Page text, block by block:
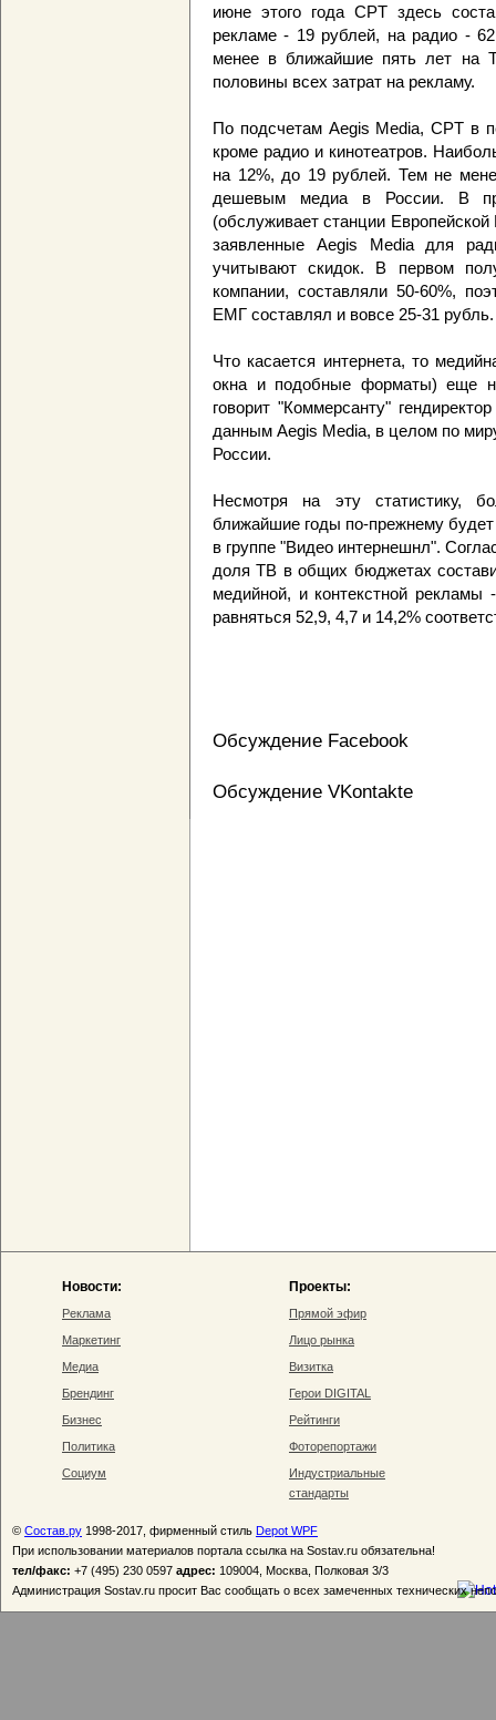
июне этого года CPT здесь
рекламе - 19 рублей, на радио -
менее в ближайшие пять лет на
половины всех затрат на рекламу.
По подсчетам Aegis Media, CPT в
кроме радио и кинотеатров.
на 12%, до 19 рублей. Тем не
дешевым медиа в России. В
(обслуживает станции
заявленные Aegis Media для
учитывают скидок. В первом
компании, составляли 50-60%,
ЕМГ составлял и вовсе 25-31 рубль.
Что касается интернета, то
окна и подобные форматы) еще
говорит "Коммерсанту"
данным Aegis Media, в целом по
России.
Несмотря на эту статистику,
ближайшие годы по-прежнему
в группе "Видео интернешнл".
доля ТВ в общих бюджетах
медийной, и контекстной рекламы
равняться 52,9, 4,7 и 14,2%
Обсуждение Facebook
Обсуждение VKontakte
Новости:
Реклама
Маркетинг
Медиа
Брендинг
Бизнес
Политика
Социум
Проекты:
Прямой эфир
Лицо рынка
Визитка
Герои DIGITAL
Рейтинги
Фоторепортажи
Индустриальные
стандарты
© Состав.ру 1998-2017, фирменный стиль Depot WPF
При использовании материалов портала ссылка на Sostav.ru обязательна!
тел/факс: +7 (495) 230 0597 адрес: 109004, Москва, Полковая 3/3
Администрация Sostav.ru просит Вас сообщать о всех замеченных технических